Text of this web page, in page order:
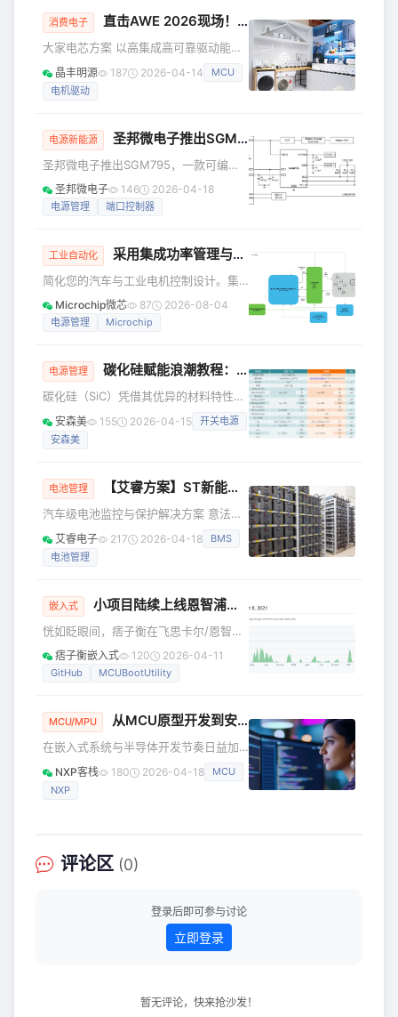
等）帮助调试和烧录，即使使用了
codex/claude code这种顶级的coding
agent，也让人感觉有点美中不足。 本
文将会演示利用skill，一句话让AI从零开
始，实现MCXA344对Ardui
消费电子 直击AWE 2026现场！晶丰明源携智慧家电全场景解决方案精彩亮相
大家电芯方案 以高集成高可靠驱动能效
升级 展会现场，晶丰明源展出了多款针
对冰箱、空调、洗衣机、烘干机等大家
外机控制方案 晶丰明源提供从MCU、辅
助电源、PFC控制、双电机驱动到控制
软件的系统级全套解决方案。该方案
MCU采用LKS32MC07x系列高性能
MCU，96MHz Arm Cortex-M0+DSP
晶丰明源 187 2026-04-14
MCU
电机驱动
电源新能源 圣邦微电子推出SGM795：全集成、可编程USB Type-C端口控制器，赋能高效电源传输
圣邦微电子推出SGM795，一款可编程
USB Type-C端口控制器。该器件可应用
于手机和平板电脑。 SGM795是一款符
为支持双角色功能的端口控制器，它可
灵活配置为主机、设备或DRP模式，实
现连接/断开检测、有源线缆识别以及电
流能力的广播与检测。 芯片内部高度集
成VBUS和VCONN电源控制、USB Ty
圣邦微电子 146 2026-04-18
电源管理 端口控制器
工业自动化 采用集成功率管理与保护功能的电机驱动器的优势
简化您的汽车与工业电机控制设计。集
成式电机驱动器正在改变汽车和工业电
机控制设计方式。了解这些器件如何简
中，对紧凑、高效且可靠的电机控制解
决方案的需求日益增长，这些方案已成
为系统设计中的关键组成部分。将核心
控制功能与电源管理功能集成于单一器
件中的电机驱动器，能够显著加快设计
简化系统设计、减少元器件
Microchip微芯 87 2026-08-04
电源管理 Microchip
电源管理 碳化硅赋能浪潮教程：利用 SiC CJFET替代超结 MOSFET
碳化硅（SiC）凭借其优异的材料特性，
在服务器、工业电源等关键领域掀起技
术变革浪潮。本教程聚焦 SiC 尤其是
务器电源场景的应用价值。 本文将介绍
利用 SiC CJFET替代超结 MOSFET以及
开关电源应用。 1 利用 SiC CJFET替代
超结 MOSFET 安森美与竞品对比 本表
对比了安森美（onsemi） El
安森美 155 2026-04-15
开关电源
安森美
电池管理 【艾睿方案】ST新能源汽车BMS解决方案L9965A调试笔记
汽车级电池监控与保护解决方案 意法半
导体 L9965A 是一款锂离子电池监测和
保护芯片，适用于高可靠性汽车应用和
求。芯片对每个电池的电压测量精度
高。该设备最多可以监控10个NTC。信
息通过SPI通信或隔离接口VIF总线传
输。 项目经验与问题解决 艾睿电子拥有
在支持大型车企软硬件开发测试的全套
艾睿电子 217 2026-04-18
BMS
电池管理
嵌入式 小项目陆续上线恩智浦官方Github
恍如眨眼间，痞子衡在飞思卡尔/恩智浦
已经工作 8 年多了，前 5 年主要是在软
件团队，最近 3 年在系统团队。所处团
题和解决问题的立场都发生了明显变
化，尽量都想着从让客户舒服的角度去
处理问题。 在系统团队这三年多来，基
本上每年都会做一个小项目，2018 年做
的是 MCUBootUtility（一站式下载工
痞子衡嵌入式 120 2026-04-11
GitHub MCUBootUtility
MCU/MPU 从MCU原型开发到安全部署仅需6步！速来申请开发板，体验强大的SEC工具！
在嵌入式系统与半导体开发节奏日益加
快的现如今，时间永远至关重要，而安
全性始终是首要任务。在这样的背景
需点击6次即可创建安全镜像，从而帮助
保护您的项目。 全新的工作区界面 SEC
考虑了效率和易用性。无论您是经验丰
富的开发人员，还是刚刚接触安全配置
NXP客栈 180 2026-04-18
MCU
NXP
评论区 (0)
登录后即可参与讨论
立即登录
暂无评论，快来抢沙发！